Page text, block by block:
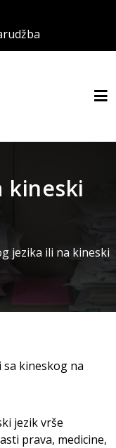
kineski
jezika ili na kineski
sa kineskog na
jezik vrše
prava, medicine,